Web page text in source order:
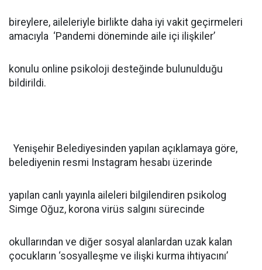
bireylere, aileleriyle birlikte daha iyi vakit geçirmeleri
amacıyla ‘Pandemi döneminde aile içi ilişkiler’
konulu online psikoloji desteğinde bulunulduğu
bildirildi.
Yenişehir Belediyesinden yapılan açıklamaya göre,
belediyenin resmi Instagram hesabı üzerinde
yapılan canlı yayınla aileleri bilgilendiren psikolog
Simge Oğuz, korona virüs salgını sürecinde
okullarından ve diğer sosyal alanlardan uzak kalan
çocukların ‘sosyalleşme ve ilişki kurma ihtiyacını’